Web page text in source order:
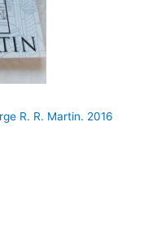
R. R. Martin. 2016